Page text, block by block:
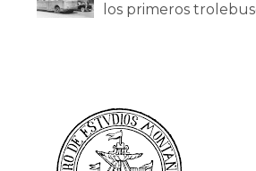
los primeros